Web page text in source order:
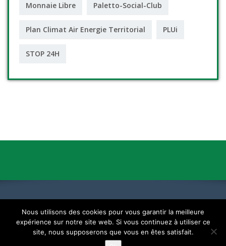
Monnaie Libre Paletto-Social-Club
Plan Climat Air Energie Territorial PLUi
STOP 24H
Un autre monde existe, il est dans celui-ci
Nous utilisons des cookies pour vous garantir la meilleure
expérience sur notre site web. Si vous continuez à utiliser ce
site, nous supposerons que vous en êtes satisfait.